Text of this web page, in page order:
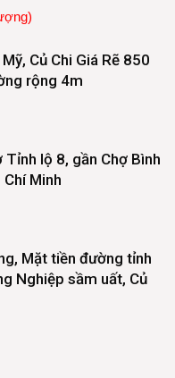
Củ Chi Giá Rẽ 850
rộng 4m
Tỉnh lộ 8, gần Chợ Bình
Chí Minh
Mặt tiền đường tỉnh
Nghiệp sầm uất, Củ